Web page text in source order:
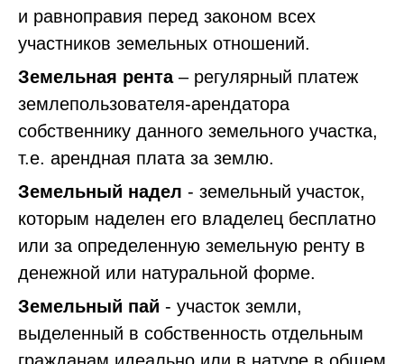
и равноправия перед законом всех
участников земельных отношений.
Земельная рента– регулярный платеж
землепользователя-арендатора
собственнику данного земельного участка,
т.е. арендная плата за землю.
Земельный надел - земельный участок,
которым наделен его владелец бесплатно
или за определенную земельную ренту в
денежной или натуральной форме.
Земельный пай - участок земли,
выделенный в собственность отдельным